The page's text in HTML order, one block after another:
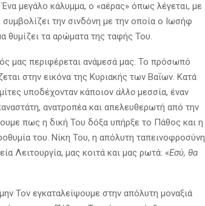
μεγάλο κάλυμμα, ο «αέρας» όπως λέγεται, με
την σινδόνη με την οποία ο Ιωσήφ
θυμίζει τα αρώματα της ταφής Του.
μας περιφέρεται ανάμεσά μας. Το πρόσωπό
στην εικόνα της Κυριακής των Βαΐων. Κατά
υποδέχονταν κάποιον άλλο μεσσία, έναν
ανατροπέα και απελευθερωτή από την
πως η δική Του δόξα υπήρξε το Πάθος και η
του. Νίκη Του, η απόλυτη ταπεινοφροσύνη
Λειτουργία, μας κοιτά και μας ρωτά: «Εσύ, θα
Τον εγκαταλείψουμε στην απόλυτη μοναξιά